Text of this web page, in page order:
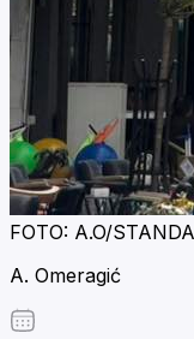
FOTO: A.O/
A. Omeragić